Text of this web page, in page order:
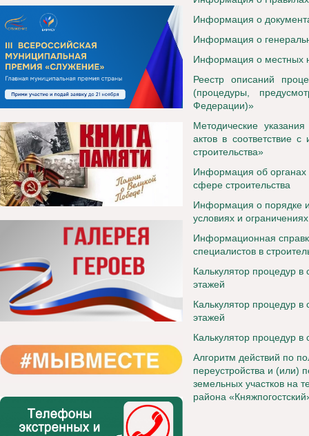
Информация о
Информация о
Информация о местных
Реестр описаний
(процедуры,
Федерации)»
Методические
актов в соответствие
строительства»
Информация об органах
сфере строительства
Информация о порядке
условиях и
Информационная
специалистов в
Калькулятор процедур
этажей
Калькулятор процедур
этажей
Калькулятор процедур
Алгоритм действий по
переустройства и (или)
земельных участков на
района